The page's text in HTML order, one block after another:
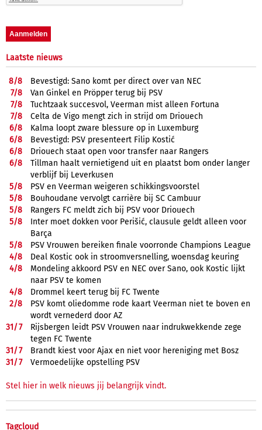
Laatste nieuws
8/8
Bevestigd: Sano komt per direct over van NEC
7/8
Van Ginkel en Pröpper terug bij PSV
7/8
Tuchtzaak succesvol, Veerman mist alleen Fortuna
7/8
Celta de Vigo mengt zich in strijd om Driouech
6/8
Kalma loopt zware blessure op in Luxemburg
6/8
Bevestigd: PSV presenteert Filip Kostić
6/8
Driouech staat open voor transfer naar Rangers
6/8
Tillman haalt vernietigend uit en plaatst bom onder langer
verblijf bij Leverkusen
5/8
PSV en Veerman weigeren schikkingsvoorstel
5/8
Bouhoudane vervolgt carrière bij SC Cambuur
5/8
Rangers FC meldt zich bij PSV voor Driouech
5/8
Inter moet dokken voor Perišić, clausule geldt alleen voor
Barça
5/8
PSV Vrouwen bereiken finale voorronde Champions League
4/8
Deal Kostic ook in stroomversnelling, woensdag keuring
4/8
Mondeling akkoord PSV en NEC over Sano, ook Kostic lijkt
naar PSV te komen
4/8
Drommel keert terug bij FC Twente
2/8
PSV komt oliedomme rode kaart Veerman niet te boven en
wordt vernederd door AZ
31/7
Rijsbergen leidt PSV Vrouwen naar indrukwekkende zege
tegen FC Twente
31/7
Brandt kiest voor Ajax en niet voor hereniging met Bosz
31/7 Vermoedelijke opstelling PSV
Stel hier in welk nieuws jij belangrijk vindt.
Tagcloud